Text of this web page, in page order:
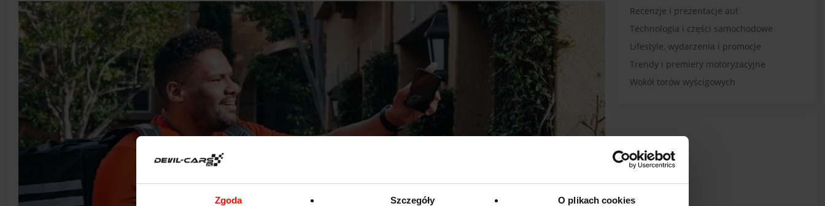
Zgoda Szczegóły O plikach cookies
Recenzje i prezentacje aut
Technologia i części samochodowe
Lifestyle, wydarzenia i promocje
Trendy i premiery motoryzacyjne
Wokół torów wyścigowych